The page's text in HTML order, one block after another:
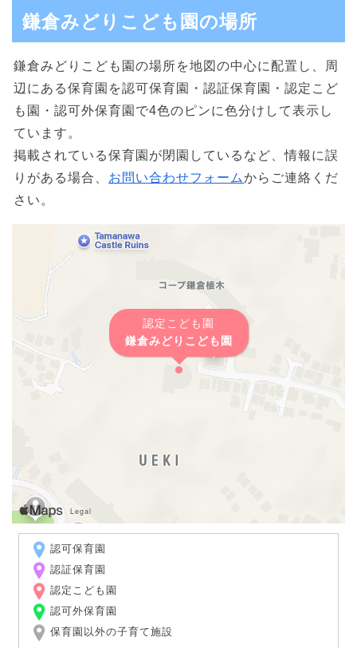
鎌倉みどりこども園の場所
鎌倉みどりこども園の場所を地図の中心に配置し、周
辺にある保育園を認可保育園・認証保育園・認定こど
も園・認可外保育園で4色のピンに色分けして表示し
ています。
掲載されている保育園が閉園しているなど、情報に誤
りがある場合、 お問い合わせフォームからご連絡くだ
さい。
認定こども園
鎌倉みどりこども園
認可保育園
認証保育園
認定こども園
認可外保育園
保育園以外の子育て施設